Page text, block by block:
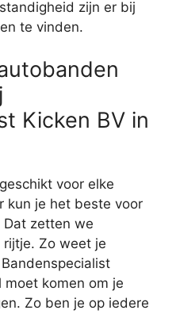
zijn er bij
te vinden.
Kicken BV in
voor elke
kun je het beste voor
zetten we
rijtje. Zo weet je
moet komen om je
Zo ben je op iedere